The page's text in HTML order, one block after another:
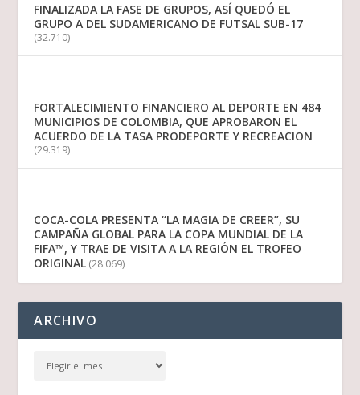
FINALIZADA LA FASE DE GRUPOS, ASÍ QUEDÓ EL
GRUPO A DEL SUDAMERICANO DE FUTSAL SUB-17
(32.710)
FORTALECIMIENTO FINANCIERO AL DEPORTE EN 484
MUNICIPIOS DE COLOMBIA, QUE APROBARON EL
ACUERDO DE LA TASA PRODEPORTE Y RECREACION
(29.319)
COCA-COLA PRESENTA “LA MAGIA DE CREER”, SU
CAMPAÑA GLOBAL PARA LA COPA MUNDIAL DE LA
FIFA™, Y TRAE DE VISITA A LA REGIÓN EL TROFEO
ORIGINAL (28.069)
ARCHIVO